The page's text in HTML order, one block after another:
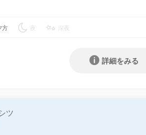
方 夜 深夜
詳細をみる
ツ